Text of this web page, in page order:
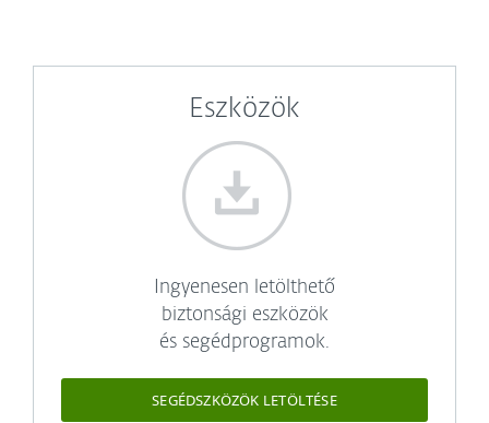
Eszközök
Ingyenesen letölthető
biztonsági eszközök
és segédprogramok.
SEGÉDSZKÖZÖK LETÖLTÉSE